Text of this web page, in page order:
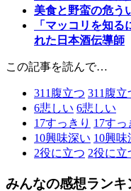
美食と野蛮の危
「マッコリを知
れた日本酒伝導師
この記事を読んで…
311 腹立つ 311 腹立
6悲しい 6悲しい
17すっきり 17すっ
10興味深い 10興味
2役に立つ 2役に立
みんなの感想ランキ